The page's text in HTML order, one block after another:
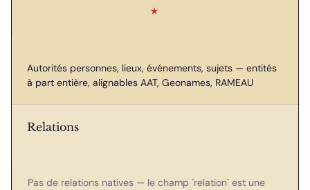
★
Autorités personnes, lieux, événements, sujets — entités
à part entière, alignables AAT, Geonames, RAMEAU
Relations
Pas de relations natives — le champ `relation` est une